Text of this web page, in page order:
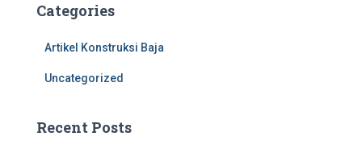
h
Categories
Artikel Konstruksi Baja
Uncategorized
Recent Posts